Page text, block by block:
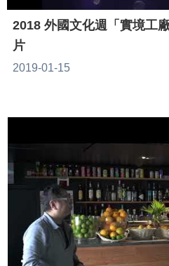
2018 外國文化週「實境工
片
2019-01-15